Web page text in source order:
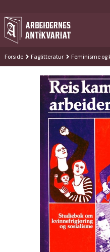
til
innholdet
Forside Faglitteratur Feminisme og